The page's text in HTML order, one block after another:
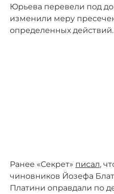
Юрьева перевели под
изменили меру
определенных действий.
Ранее «Секрет» писал,
чиновников Йозефа
Платини оправдали по